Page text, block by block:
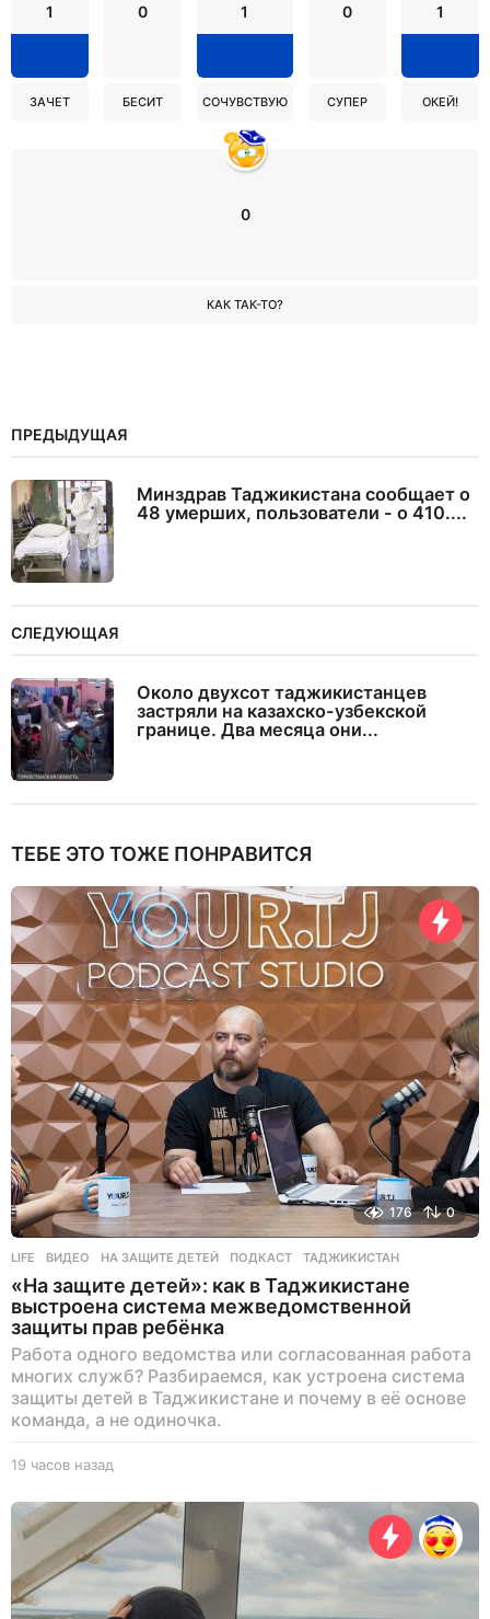
1
ЗАЧЕТ
0
БЕСИТ
1
СОЧУВСТВУЮ
0
СУПЕР
1
ОКЕЙ!
0
КАК ТАК-ТО?
ПРЕДЫДУЩАЯ
Минздрав Таджикистана сообщает о
48 умерших, пользователи - о 410....
СЛЕДУЮЩАЯ
Около двухсот таджикистанцев
застряли на казахско-узбекской
границе. Два месяца они...
ТЕБЕ ЭТО ТОЖЕ ПОНРАВИТСЯ
176 0
LIFE ВИДЕО ,НА ЗАЩИТЕ ДЕТЕЙ ,ПОДКАСТ ,ТАДЖИКИСТАН
«На защите детей»: как в Таджикистане
выстроена система межведомственной
защиты прав ребёнка
Работа одного ведомства или согласованная работа
многих служб? Разбираемся, как устроена система
защиты детей в Таджикистане и почему в её основе
команда, а не одиночка.
19 часов назад
ч
о
н